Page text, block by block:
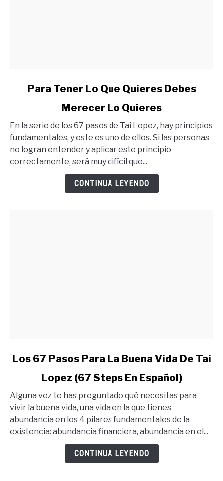
Tener
Lo
Que
Quieres
Para Tener Lo Que Quieres Debes
Merecer Lo Quieres
En la serie de los 67 pasos de Tai Lopez, hay principios
fundamentales, y este es uno de ellos. Si las personas
no logran entender y aplicar este principio
correctamente, será muy difícil que...
CONTINUA LEYENDO
link
67
Pasos
Para
Los 67 Pasos Para La Buena Vida De Tai
Lopez (67 Steps En Español)
Alguna vez te has preguntado qué necesitas para
vivir la buena vida, una vida en la que tienes
abundancia en los 4 pilares fundamentales de la
existencia: abundancia financiera, abundancia en el...
CONTINUA LEYENDO